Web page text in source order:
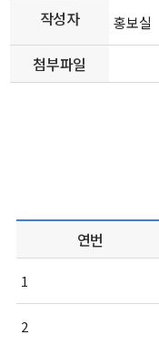
작성자 홍보실
첨부파일
연번
1
2